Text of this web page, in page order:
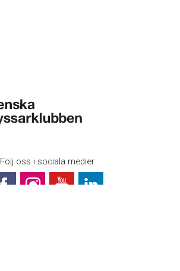
Följ oss i sociala medier